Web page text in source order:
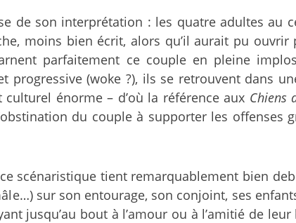
de son interprétation : les quatre adultes au
moins bien écrit, alors qu’il aurait pu
parfaitement ce couple en pleine
(woke ?), ils se retrouvent dans
énorme – d’où la référence aux Chiens
du couple à supporter les offenses
scénaristique tient remarquablement bien
sur son entourage, son conjoint, ses
jusqu’au bout à l’amour ou à l’amitié de